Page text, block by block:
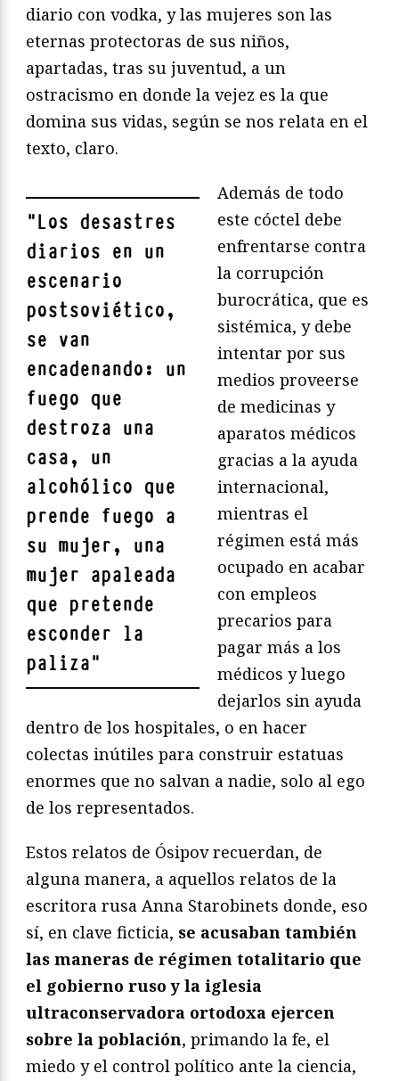
diario con vodka, y las mujeres son las
eternas protectoras de sus niños,
apartadas, tras su juventud, a un
ostracismo en donde la vejez es la que
domina sus vidas, según se nos relata en el
texto, claro.
"Los desastres
diarios en un
escenario
postsoviético,
se van
encadenando: un
fuego que
destroza una
casa, un
alcohólico que
prende fuego a
su mujer, una
mujer apaleada
que pretende
esconder la
paliza"
Además de todo
este cóctel debe
enfrentarse contra
la corrupción
burocrática, que es
sistémica, y debe
intentar por sus
medios proveerse
de medicinas y
aparatos médicos
gracias a la ayuda
internacional,
mientras el
régimen está más
ocupado en acabar
con empleos
precarios para
pagar más a los
médicos y luego
dejarlos sin ayuda
dentro de los hospitales, o en hacer
colectas inútiles para construir estatuas
enormes que no salvan a nadie, solo al ego
de los representados.
Estos relatos de Ósipov recuerdan, de
alguna manera, a aquellos relatos de la
escritora rusa Anna Starobinets donde, eso
sí, en clave ficticia, se acusaban también
las maneras de régimen totalitario que
el gobierno ruso y la iglesia
ultraconservadora ortodoxa ejercen
sobre la población, primando la fe, el
miedo y el control político ante la ciencia,